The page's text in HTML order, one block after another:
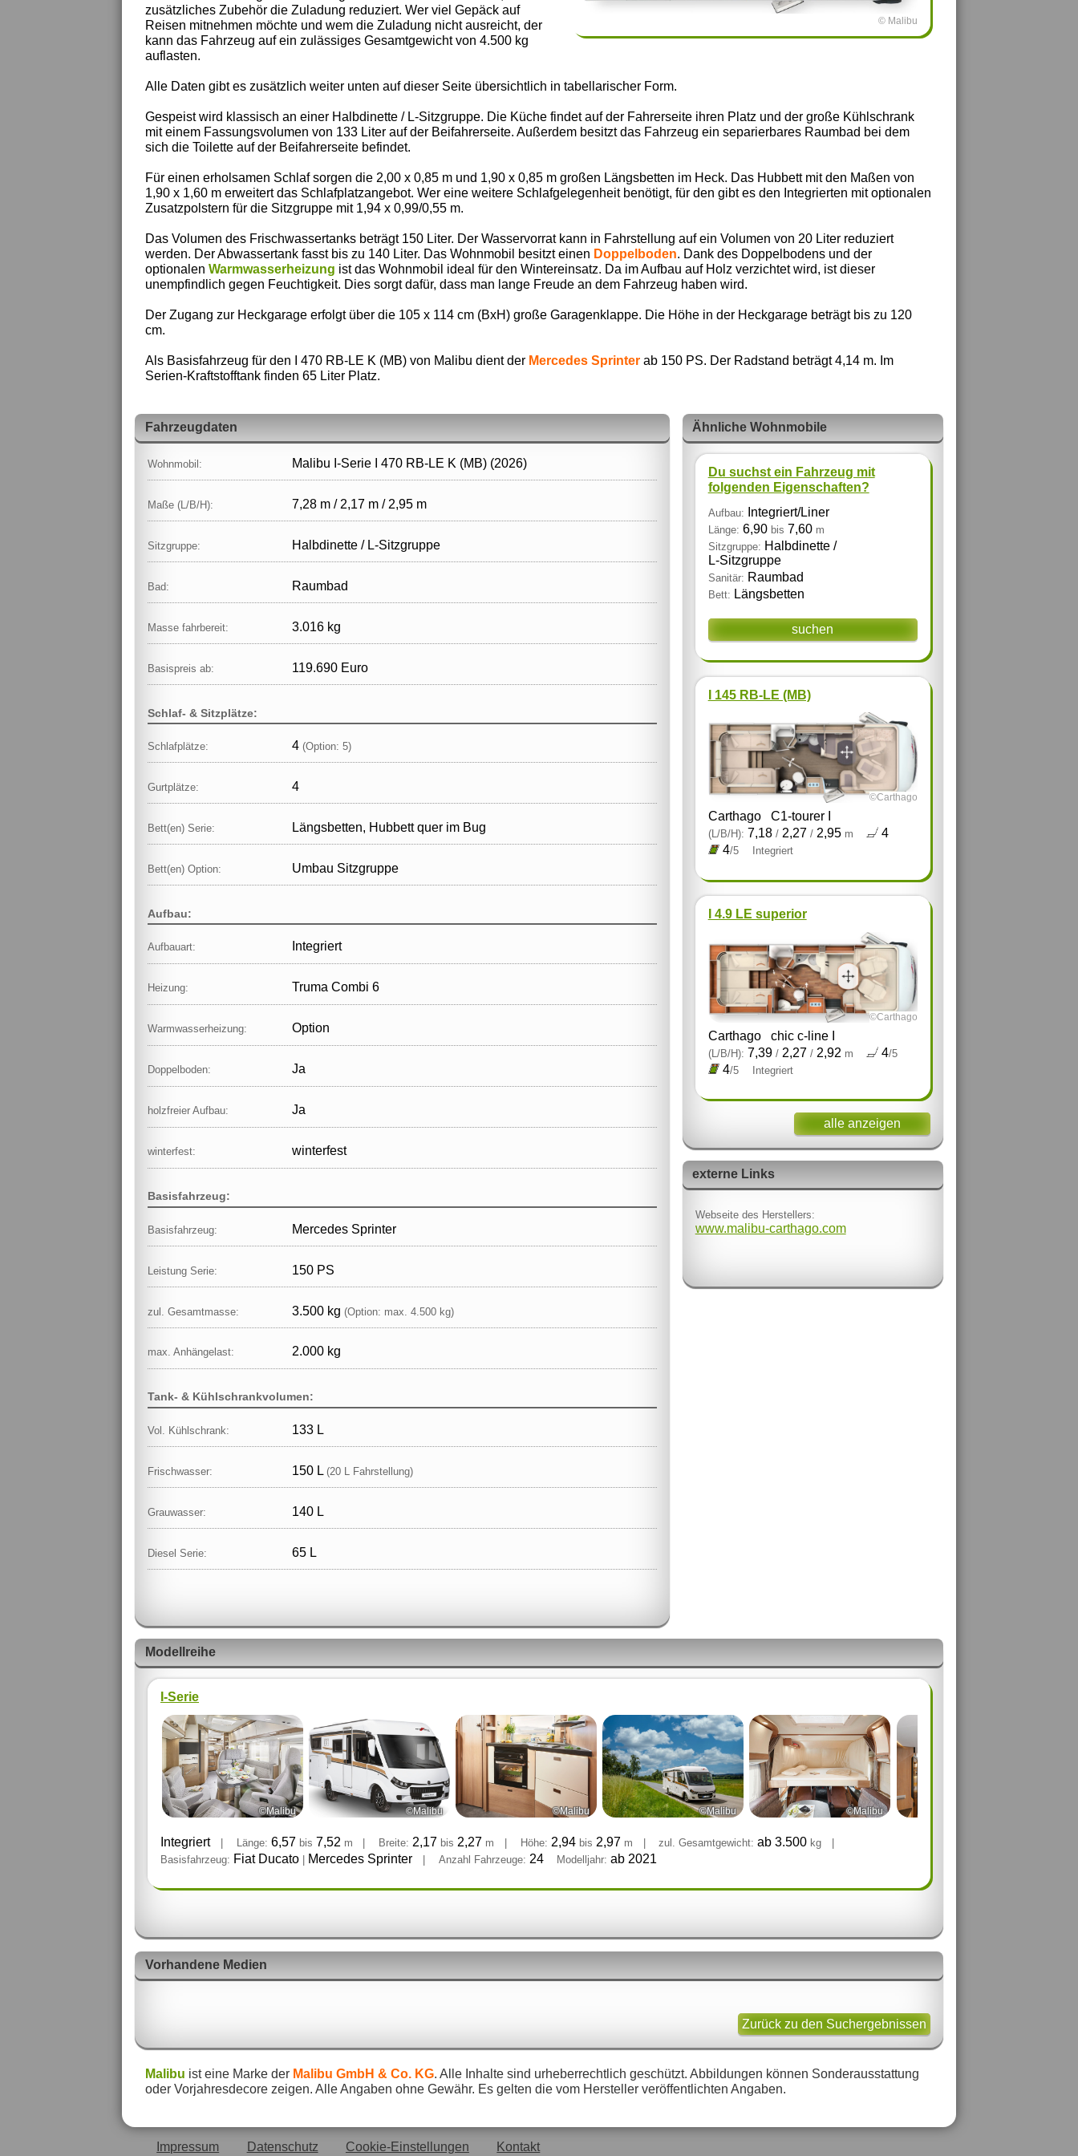
© Malibu
zusätzliches Zubehör die Zuladung reduziert. Wer viel Gepäck auf
Reisen mitnehmen möchte und wem die Zuladung nicht ausreicht, der
kann das Fahrzeug auf ein zulässiges Gesamtgewicht von 4.500 kg
auflasten.
Alle Daten gibt es zusätzlich weiter unten auf dieser Seite übersichtlich in tabellarischer Form.
Gespeist wird klassisch an einer Halbdinette / L-Sitzgruppe. Die Küche findet auf der Fahrerseite ihren Platz und der große Kühlschrank
mit einem Fassungsvolumen von 133 Liter auf der Beifahrerseite. Außerdem besitzt das Fahrzeug ein separierbares Raumbad bei dem
sich die Toilette auf der Beifahrerseite befindet.
Für einen erholsamen Schlaf sorgen die 2,00 x 0,85 m und 1,90 x 0,85 m großen Längsbetten im Heck. Das Hubbett mit den Maßen von
1,90 x 1,60 m erweitert das Schlafplatzangebot. Wer eine weitere Schlafgelegenheit benötigt, für den gibt es den Integrierten mit optionalen
Zusatzpolstern für die Sitzgruppe mit 1,94 x 0,99/0,55 m.
Das Volumen des Frischwassertanks beträgt 150 Liter. Der Wasservorrat kann in Fahrstellung auf ein Volumen von 20 Liter reduziert
werden. Der Abwassertank fasst bis zu 140 Liter. Das Wohnmobil besitzt einen Doppelboden. Dank des Doppelbodens und der
optionalen Warmwasserheizung ist das Wohnmobil ideal für den Wintereinsatz. Da im Aufbau auf Holz verzichtet wird, ist dieser
unempfindlich gegen Feuchtigkeit. Dies sorgt dafür, dass man lange Freude an dem Fahrzeug haben wird.
Der Zugang zur Heckgarage erfolgt über die 105 x 114 cm (BxH) große Garagenklappe. Die Höhe in der Heckgarage beträgt bis zu 120
cm.
Als Basisfahrzeug für den I 470 RB-LE K (MB) von Malibu dient der Mercedes Sprinterab 150 PS. Der Radstand beträgt 4,14 m. Im
Serien-Kraftstofftank finden 65 Liter Platz.
Fahrzeugdaten
Wohnmobil: Malibu I-Serie I 470 RB-LE K (MB) (2026)
Maße (L/B/H): 7,28 m / 2,17 m / 2,95 m
Sitzgruppe: Halbdinette / L‑Sitzgruppe
Bad: Raumbad
Masse fahrbereit: 3.016 kg
Basispreis ab: 119.690 Euro
Schlaf- & Sitzplätze:
Schlafplätze: 4 (Option: 5)
Gurtplätze: 4
Bett(en) Serie: Längsbetten, Hubbett quer im Bug
Bett(en) Option: Umbau Sitzgruppe
Aufbau:
Aufbauart: Integriert
Heizung: Truma Combi 6
Warmwasserheizung: Option
Doppelboden: Ja
holzfreier Aufbau: Ja
winterfest: winterfest
Basisfahrzeug:
Basisfahrzeug: Mercedes Sprinter
Leistung Serie: 150 PS
zul. Gesamtmasse: 3.500 kg (Option: max. 4.500 kg)
max. Anhängelast: 2.000 kg
Tank- & Kühlschrankvolumen:
Vol. Kühlschrank: 133 L
Frischwasser: 150 L (20 L Fahrstellung)
Grauwasser: 140 L
Diesel Serie: 65 L
Ähnliche Wohnmobile
Du suchst ein Fahrzeug mit
folgenden Eigenschaften?
Aufbau: Integriert/Liner
Länge: 6,90 bis 7,60 m
Sitzgruppe: Halbdinette /
L‑Sitzgruppe
Sanitär: Raumbad
Bett: Längsbetten
suchen
I 145 RB-LE (MB)
©Carthago
Carthago C1-tourer I
(L/B/H): 7,18 /2,27 /2,95 m
4
4/5 Integriert
I 4.9 LE superior
©Carthago
Carthago chic c-line I
(L/B/H): 7,39 /2,27 /2,92 m 4/5
4/5 Integriert
alle anzeigen
externe Links
Webseite des Herstellers:
www.malibu-carthago.com
Modellreihe
I-Serie
©Malibu ©Malibu ©Malibu ©Malibu ©Malibu
Integriert Länge: 6,57 bis 7,52 m Breite: 2,17 bis 2,27 m Höhe: 2,94 bis 2,97 m zul. Gesamtgewicht: ab 3.500 kg
Basisfahrzeug: Fiat Ducato Mercedes Sprinter Anzahl Fahrzeuge: 24 Modelljahr: ab 2021
Vorhandene Medien
Zurück zu den Suchergebnissen
Malibu ist eine Marke der Malibu GmbH & Co. KG. Alle Inhalte sind urheberrechtlich geschützt. Abbildungen können Sonderausstattung
oder Vorjahresdecore zeigen. Alle Angaben ohne Gewähr. Es gelten die vom Hersteller veröffentlichten Angaben.
Impressum Datenschutz Cookie-Einstellungen
Kontakt